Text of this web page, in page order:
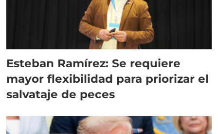
Esteban Ramírez: Se requiere
mayor flexibilidad para priorizar el
salvataje de peces